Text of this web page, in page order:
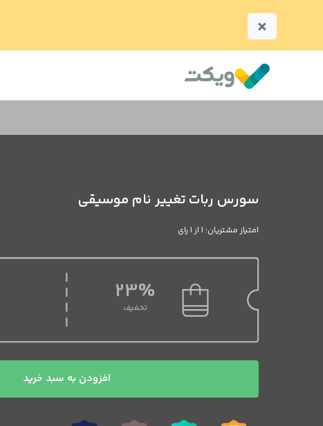
×
سورس ربات تغییر نام موسیقی
امتیاز مشتریان: 1 از 1 رای
23%
تخفیف
تغییر
افزودن به سبد خرید